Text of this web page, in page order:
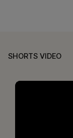
SHORTS VIDEO